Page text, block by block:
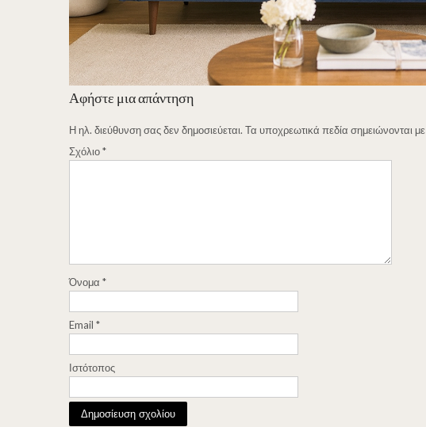
Αφήστε μια απάντηση
Η ηλ. διεύθυνση σας δεν δημοσιεύεται. Τα υποχρεωτικά πεδία σημειώνονται με
Σχόλιο*
Όνομα *
Email *
Ιστότοπος